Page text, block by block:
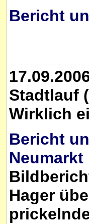
Bericht
Stadtlauf
Wirklich
Bericht
Hager